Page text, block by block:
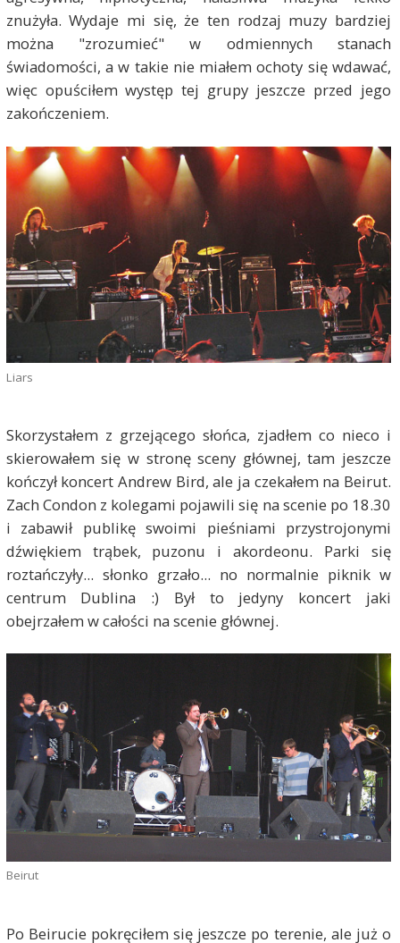
znużyła. Wydaje mi się, że ten rodzaj muzy bardziej
można "zrozumieć" w odmiennych stanach
świadomości, a w takie nie miałem ochoty się wdawać,
więc opuściłem występ tej grupy jeszcze przed jego
zakończeniem.
Liars
Skorzystałem z grzejącego słońca, zjadłem co nieco i
skierowałem się w stronę sceny głównej, tam jeszcze
kończył koncert Andrew Bird, ale ja czekałem na Beirut.
Zach Condon z kolegami pojawili się na scenie po 18.30
i zabawił publikę swoimi pieśniami przystrojonymi
dźwiękiem trąbek, puzonu i akordeonu. Parki się
roztańczyły... słonko grzało... no normalnie piknik w
centrum Dublina :) Był to jedyny koncert jaki
obejrzałem w całości na scenie głównej.
Beirut
Po Beirucie pokręciłem się jeszcze po terenie, ale już o